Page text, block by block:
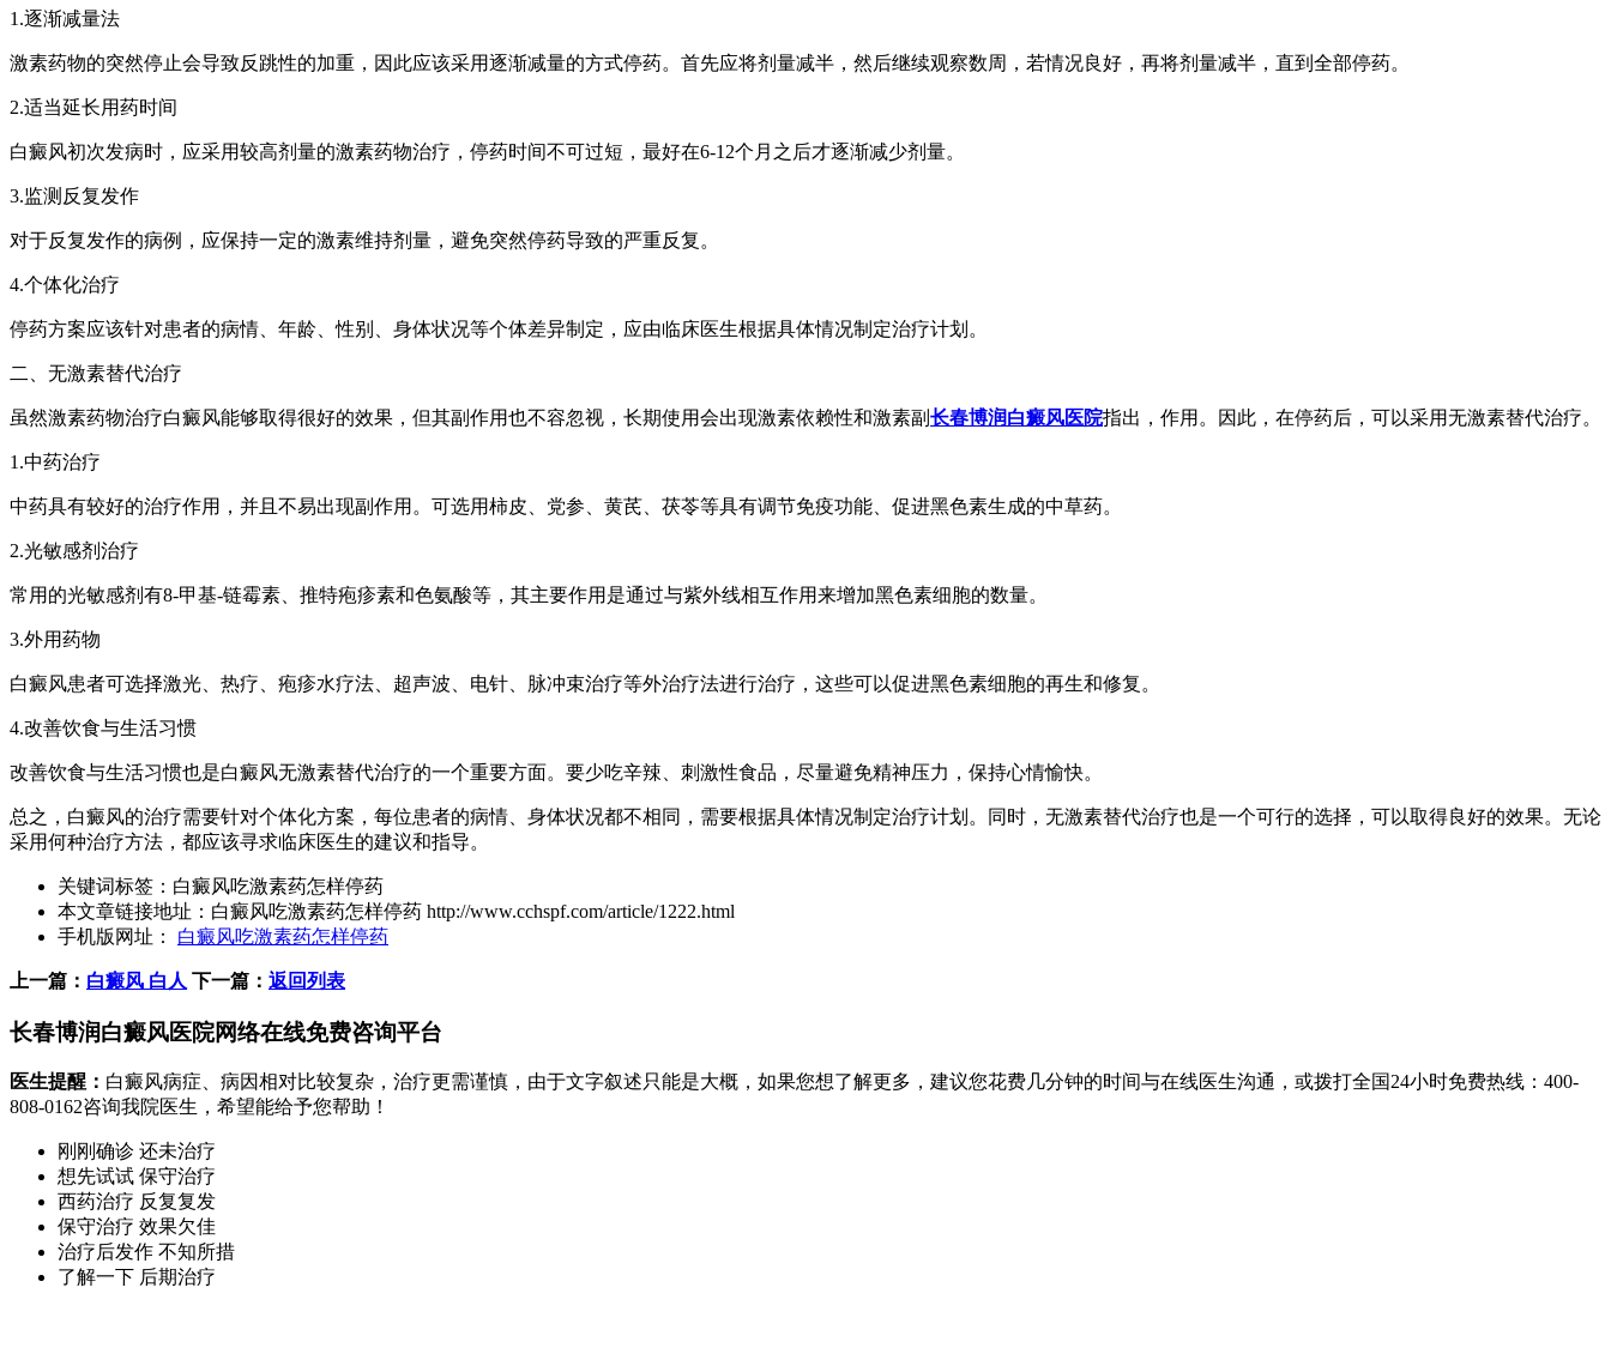
1.逐渐减量法
激素药物的突然停止会导致反跳性的加重，因此应该采用逐渐减量的方式停药。首先应将剂量减半，然后继续观察数周，若情况良好，再将剂量减半，直到全部停药。
2.适当延长用药时间
白癜风初次发病时，应采用较高剂量的激素药物治疗，停药时间不可过短，最好在6-12个月之后才逐渐减少剂量。
3.监测反复发作
对于反复发作的病例，应保持一定的激素维持剂量，避免突然停药导致的严重反复。
4.个体化治疗
停药方案应该针对患者的病情、年龄、性别、身体状况等个体差异制定，应由临床医生根据具体情况制定治疗计划。
二、无激素替代治疗
虽然激素药物治疗白癜风能够取得很好的效果，但其副作用也不容忽视，长期使用会出现激素依赖性和激素副 长春博润白癜风医院指出，作用。因此，在停药后，可以采用无激素替代治疗。
1.中药治疗
中药具有较好的治疗作用，并且不易出现副作用。可选用柿皮、党参、黄芪、茯苓等具有调节免疫功能、促进黑色素生成的中草药。
2.光敏感剂治疗
常用的光敏感剂有8-甲基-链霉素、推特疱疹素和色氨酸等，其主要作用是通过与紫外线相互作用来增加黑色素细胞的数量。
3.外用药物
白癜风患者可选择激光、热疗、疱疹水疗法、超声波、电针、脉冲束治疗等外治疗法进行治疗，这些可以促进黑色素细胞的再生和修复。
4.改善饮食与生活习惯
改善饮食与生活习惯也是白癜风无激素替代治疗的一个重要方面。要少吃辛辣、刺激性食品，尽量避免精神压力，保持心情愉快。
总之，白癜风的治疗需要针对个体化方案，每位患者的病情、身体状况都不相同，需要根据具体情况制定治疗计划。同时，无激素替代治疗也是一个可行的选择，可以取得良好的效果。无论
采用何种治疗方法，都应该寻求临床医生的建议和指导。
关键词标签： 白癜风吃激素药怎样停药
本文章链接地址： 白癜风吃激素药怎样停药 http://www.cchspf.com/article/1222.html
手机版网址：
白癜风吃激素药怎样停药
上一篇： 白癜风 白人 下一篇： 返回列表
长春博润白癜风医院网络在线免费咨询平台
医生提醒： 白癜风病症、病因相对比较复杂，治疗更需谨慎，由于文字叙述只能是大概，如果您想了解更多，建议您花费几分钟的时间与在线医生沟通，或拨打全国24小时免费热线： 400-
808-0162咨询我院医生，希望能给予您帮助！
刚刚确诊 还未治疗
想先试试 保守治疗
西药治疗 反复复发
保守治疗 效果欠佳
治疗后发作 不知所措
了解一下 后期治疗